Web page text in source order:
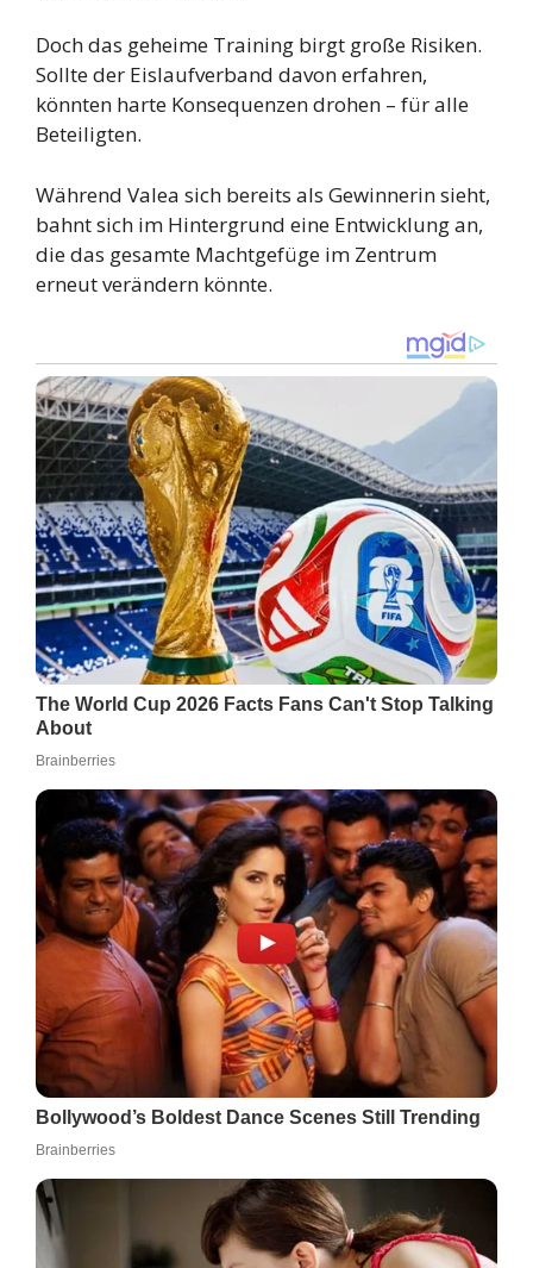
Doch das geheime Training birgt große Risiken.
Sollte der Eislaufverband davon erfahren,
könnten harte Konsequenzen drohen – für alle
Beteiligten.
Während Valea sich bereits als Gewinnerin sieht,
bahnt sich im Hintergrund eine Entwicklung an,
die das gesamte Machtgefüge im Zentrum
erneut verändern könnte.